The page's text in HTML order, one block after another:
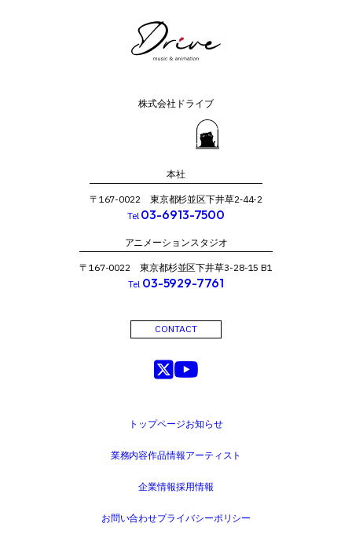
株式会社ドライブ
本社
〒167-0022 東京都杉並区下井草2‐44-2
Tel 03-6913-7500
アニメーションスタジオ
〒167-0022 東京都杉並区下井草3-28-15 B1
Tel 03-5929-7761
CONTACT
トップページお知らせ
業務内容作品情報アーティスト
企業情報採用情報
お問い合わせプライバシーポリシー